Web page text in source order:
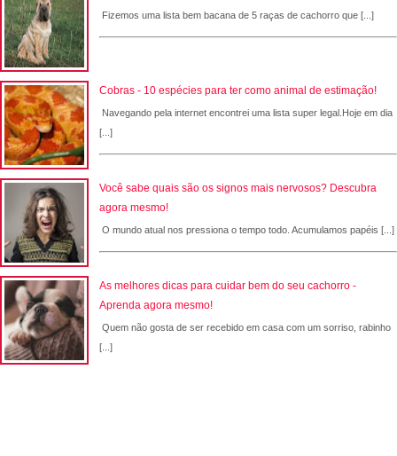
Fizemos uma lista bem bacana de 5 raças de cachorro que [...]
Cobras - 10 espécies para ter como animal de estimação!
Navegando pela internet encontrei uma lista super legal.Hoje em dia
[...]
Você sabe quais são os signos mais nervosos? Descubra
agora mesmo!
O mundo atual nos pressiona o tempo todo. Acumulamos papéis [...]
As melhores dicas para cuidar bem do seu cachorro -
Aprenda agora mesmo!
Quem não gosta de ser recebido em casa com um sorriso, rabinho
[...]